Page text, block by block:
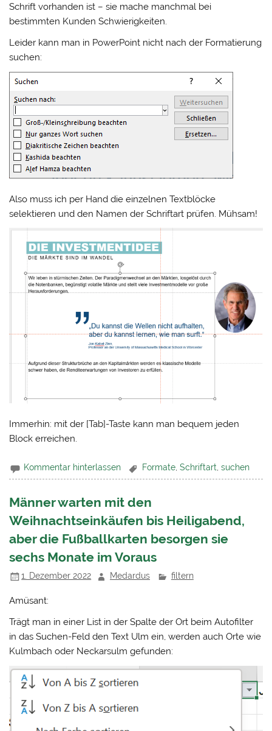
Schrift vorhanden ist – sie mache manchmal bei
bestimmten Kunden Schwierigkeiten.
Leider kann man in PowerPoint nicht nach der Formatierung
suchen:
Also muss ich per Hand die einzelnen Textblöcke
selektieren und den Namen der Schriftart prüfen. Mühsam!
Immerhin: mit der [Tab]-Taste kann man bequem jeden
Block erreichen.
Kommentar hinterlassen Formate ,Schriftart ,suchen
Männer warten mit den
Weihnachtseinkäufen bis Heiligabend,
aber die Fußballkarten besorgen sie
sechs Monate im Voraus
1. Dezember 2022 Medardus filtern
Amüsant:
Trägt man in einer List in der Spalte der Ort beim Autofilter
in das Suchen-Feld den Text Ulm ein, werden auch Orte wie
Kulmbach oder Neckarsulm gefunden: